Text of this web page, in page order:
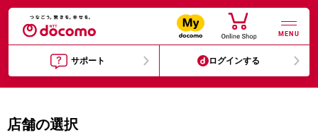
MENU
サポート ログインする
店舗の選択